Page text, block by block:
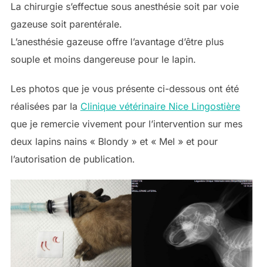
La chirurgie s’effectue sous anesthésie soit par voie
gazeuse soit parentérale.
L’anesthésie gazeuse offre l’avantage d’être plus
souple et moins dangereuse pour le lapin.
Les photos que je vous présente ci-dessous ont été
réalisées par la Clinique vétérinaire Nice Lingostière
que je remercie vivement pour l’intervention sur mes
deux lapins nains « Blondy » et « Mel » et pour
l’autorisation de publication.